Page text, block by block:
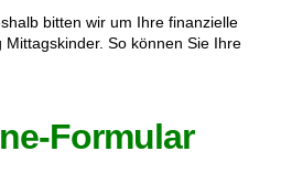
bitten wir um Ihre finanzielle
So können Sie Ihre
Formular